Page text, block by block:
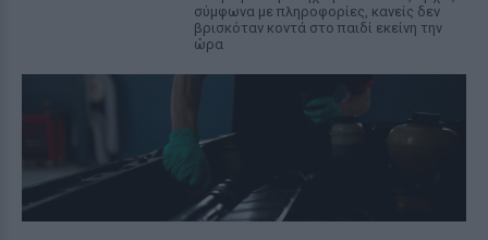
σύμφωνα με πληροφορίες, κανείς δεν
βρισκόταν κοντά στο παιδί εκείνη την
ώρα